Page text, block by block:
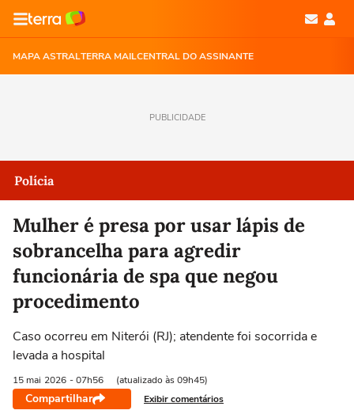
MAPA ASTRALTERRA MAILCENTRAL DO ASSINANTE
PUBLICIDADE
Polícia
Mulher é presa por usar lápis de
sobrancelha para agredir
funcionária de spa que negou
procedimento
Caso ocorreu em Niterói (RJ); atendente foi socorrida e
levada a hospital
15 mai 2026 - 07h56 (atualizado às 09h45)
Compartilhar Exibir comentários